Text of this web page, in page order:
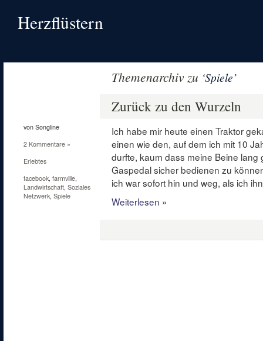
Herzflüstern
Themenarchiv zu ‘Spiele’
von Songline
2 Kommentare »
Erlebtes
facebook, farmville,
Landwirtschaft, Soziales
Netzwerk, Spiele
Zurück zu den Wurzeln
Ich habe mir heute einen Traktor
einen wie den, auf dem ich mit 10
durfte, kaum dass meine Beine
Gaspedal sicher bedienen zu
ich war sofort hin und weg, als ich
Weiterlesen »